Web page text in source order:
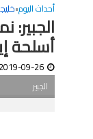
أحداث اليوم•
الجبير:
أسلحة
2019-09-26
الجبير